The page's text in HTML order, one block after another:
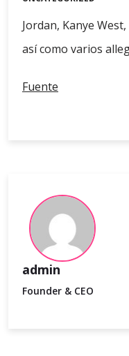
Jordan, Kanye
así como varios
Fuente
admin
Founder & CEO